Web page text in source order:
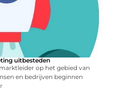
uitbesteden
op het gebied van
en bedrijven beginnen